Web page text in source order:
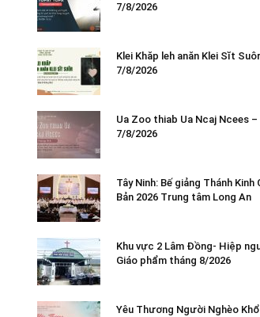
7/8/2026
Klei Khăp leh anăn Klei Sĭt
7/8/2026
Ua Zoo thiab Ua Ncaj Ncees –
7/8/2026
Tây Ninh: Bế giảng Thánh Kinh
Bản 2026 Trung tâm Long An
Khu vực 2 Lâm Đồng- Hiệp
Giáo phẩm tháng 8/2026
Yêu Thương Người Nghèo